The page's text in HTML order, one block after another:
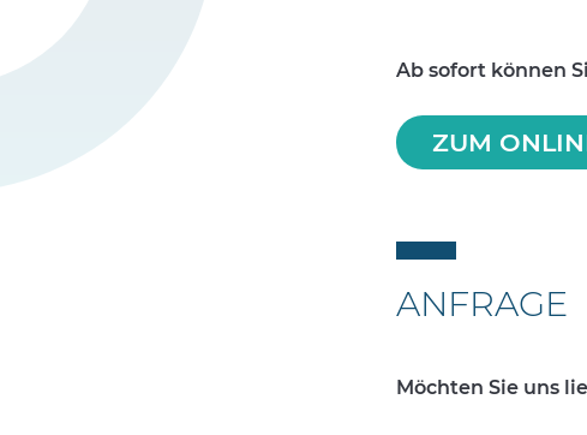
Ab sofort können
ZUM
ANFRAGE
Möchten Sie uns